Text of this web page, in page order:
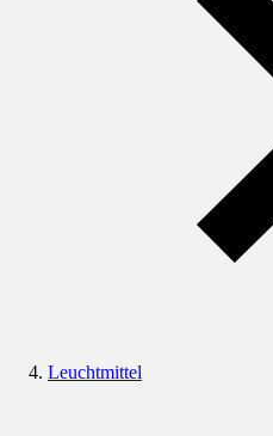
Leuchtmittel